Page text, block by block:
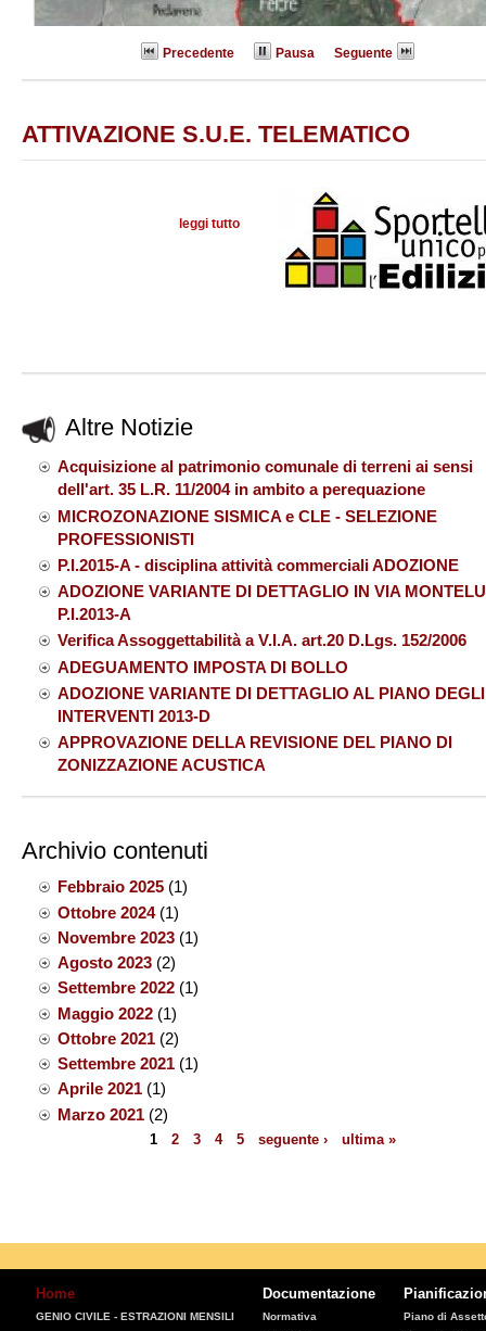
Precedente Pausa Seguente
ATTIVAZIONE S.U.E. TELEMATICO
leggi tuttosu
Altre Notizie
Acquisizione al patrimonio comunale di terreni ai sensi
dell'art. 35 L.R. 11/2004 in ambito a perequazione
MICROZONAZIONE SISMICA e CLE - SELEZIONE
PROFESSIONISTI
P.I.2015-A - disciplina attività commerciali ADOZIONE
ADOZIONE VARIANTE DI DETTAGLIO IN VIA
P.I.2013-A
Verifica Assoggettabilità a V.I.A. art.20 D.Lgs. 152/2006
ADEGUAMENTO IMPOSTA DI BOLLO
ADOZIONE VARIANTE DI DETTAGLIO AL PIANO DEGLI
INTERVENTI 2013-D
APPROVAZIONE DELLA REVISIONE DEL PIANO DI
ZONIZZAZIONE ACUSTICA
Archivio contenuti
Febbraio 2025(1)
Ottobre 2024(1)
Novembre 2023(1)
Agosto 2023(2)
Settembre 2022(1)
Maggio 2022(1)
Ottobre 2021(2)
Settembre 2021(1)
Aprile 2021(1)
Marzo 2021(2)
1 2 3 4 5 seguente › ultima »
Home
GENIO CIVILE - ESTRAZIONI MENSILI
Documentazione
Normativa
Piano di